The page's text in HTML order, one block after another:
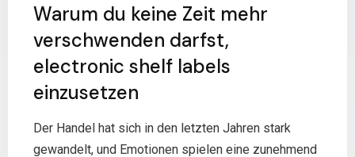
Warum du keine Zeit mehr
verschwenden darfst,
electronic shelf labels
einzusetzen
Der Handel hat sich in den letzten Jahren stark
gewandelt, und Emotionen spielen eine zunehmend